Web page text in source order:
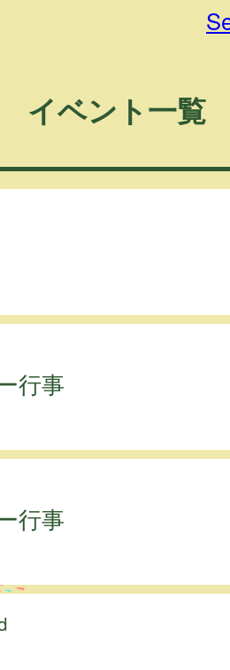
イベント一覧
行事
行事